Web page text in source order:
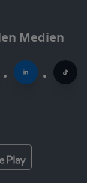
Medien